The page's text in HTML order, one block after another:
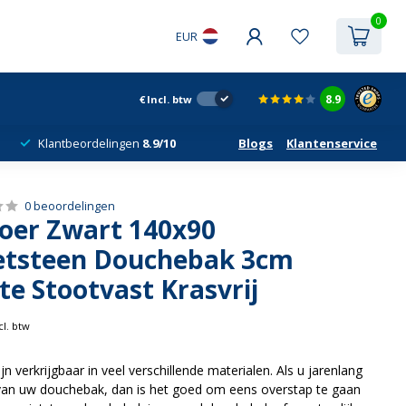
EUR
0
€ Incl. btw 8.9
Klantbeordelingen 8.9/10 Blogs Klantenservice
0 beoordelingen
Zwart 140x90
Douchebak 3cm
Stootvast Krasvrij
btw
verkrijgbaar in veel verschillende materialen. Als u jarenlang
uw douchebak, dan is het goed om eens overstap te gaan